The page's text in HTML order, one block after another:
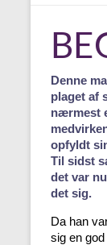
Denne
plaget af
nærmest
opfyldt
Til sidst
det var
det sig.
Da han
sig en